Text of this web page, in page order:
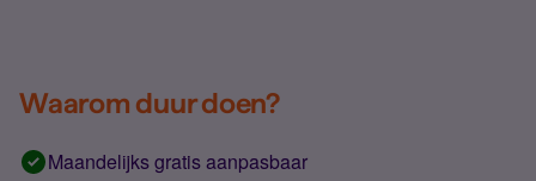
Waarom duur doen?
Maandelijks gratis aanpasbaar